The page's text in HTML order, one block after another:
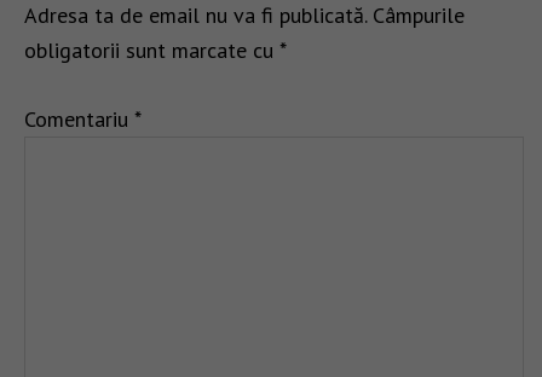
Adresa ta de email nu va fi publicată. Câmpurile
obligatorii sunt marcate cu *
Comentariu *